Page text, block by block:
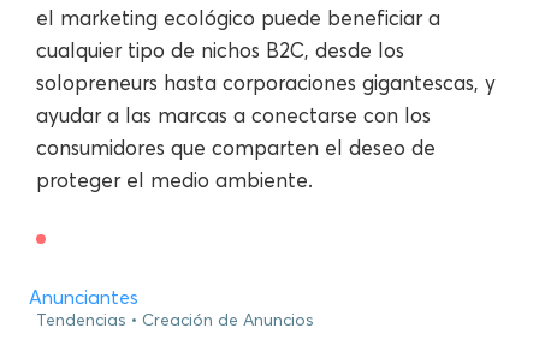
el marketing ecológico puede beneficiar a
cualquier tipo de nichos B2C, desde los
solopreneurs hasta corporaciones gigantescas, y
ayudar a las marcas a conectarse con los
consumidores que comparten el deseo de
proteger el medio ambiente.
Anunciantes
Tendencias Creación de Anuncios